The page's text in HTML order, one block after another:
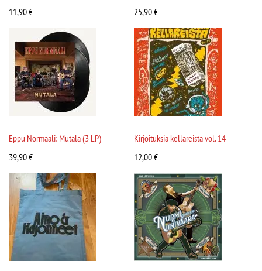
11,90€ 25,90€
Eppu Normaali: Mutala (3 LP)
39,90€
Kirjoituksia kellareista vol. 14
12,00€